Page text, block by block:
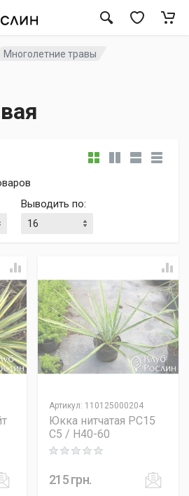
Многолетние травы
Выводить по:
Артикул: 110125000204
Юкка нитчатая PC15
C5 / H40-60
Rating: 0 out of 5
215грн.